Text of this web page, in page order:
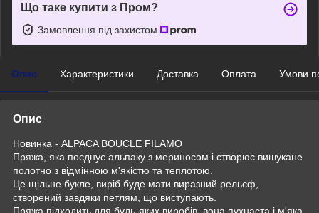
Що таке купити з Пром?
Замовлення під захистом
Опис Характеристики Доставка Оплата Умови
Опис
Новинка - ALPACA BOUCLE FILAMO
Пряжа, яка поєднує альпаку з мериносом і створює вишукане
полотно з відмінною м'якістю та теплотою.
Це щільне букле, виріб буде мати виразний рельєф,
створений завдяки петлям, що виступають.
Пряжа підходить для будь-яких виробів, вона пухнаста і м'яка,